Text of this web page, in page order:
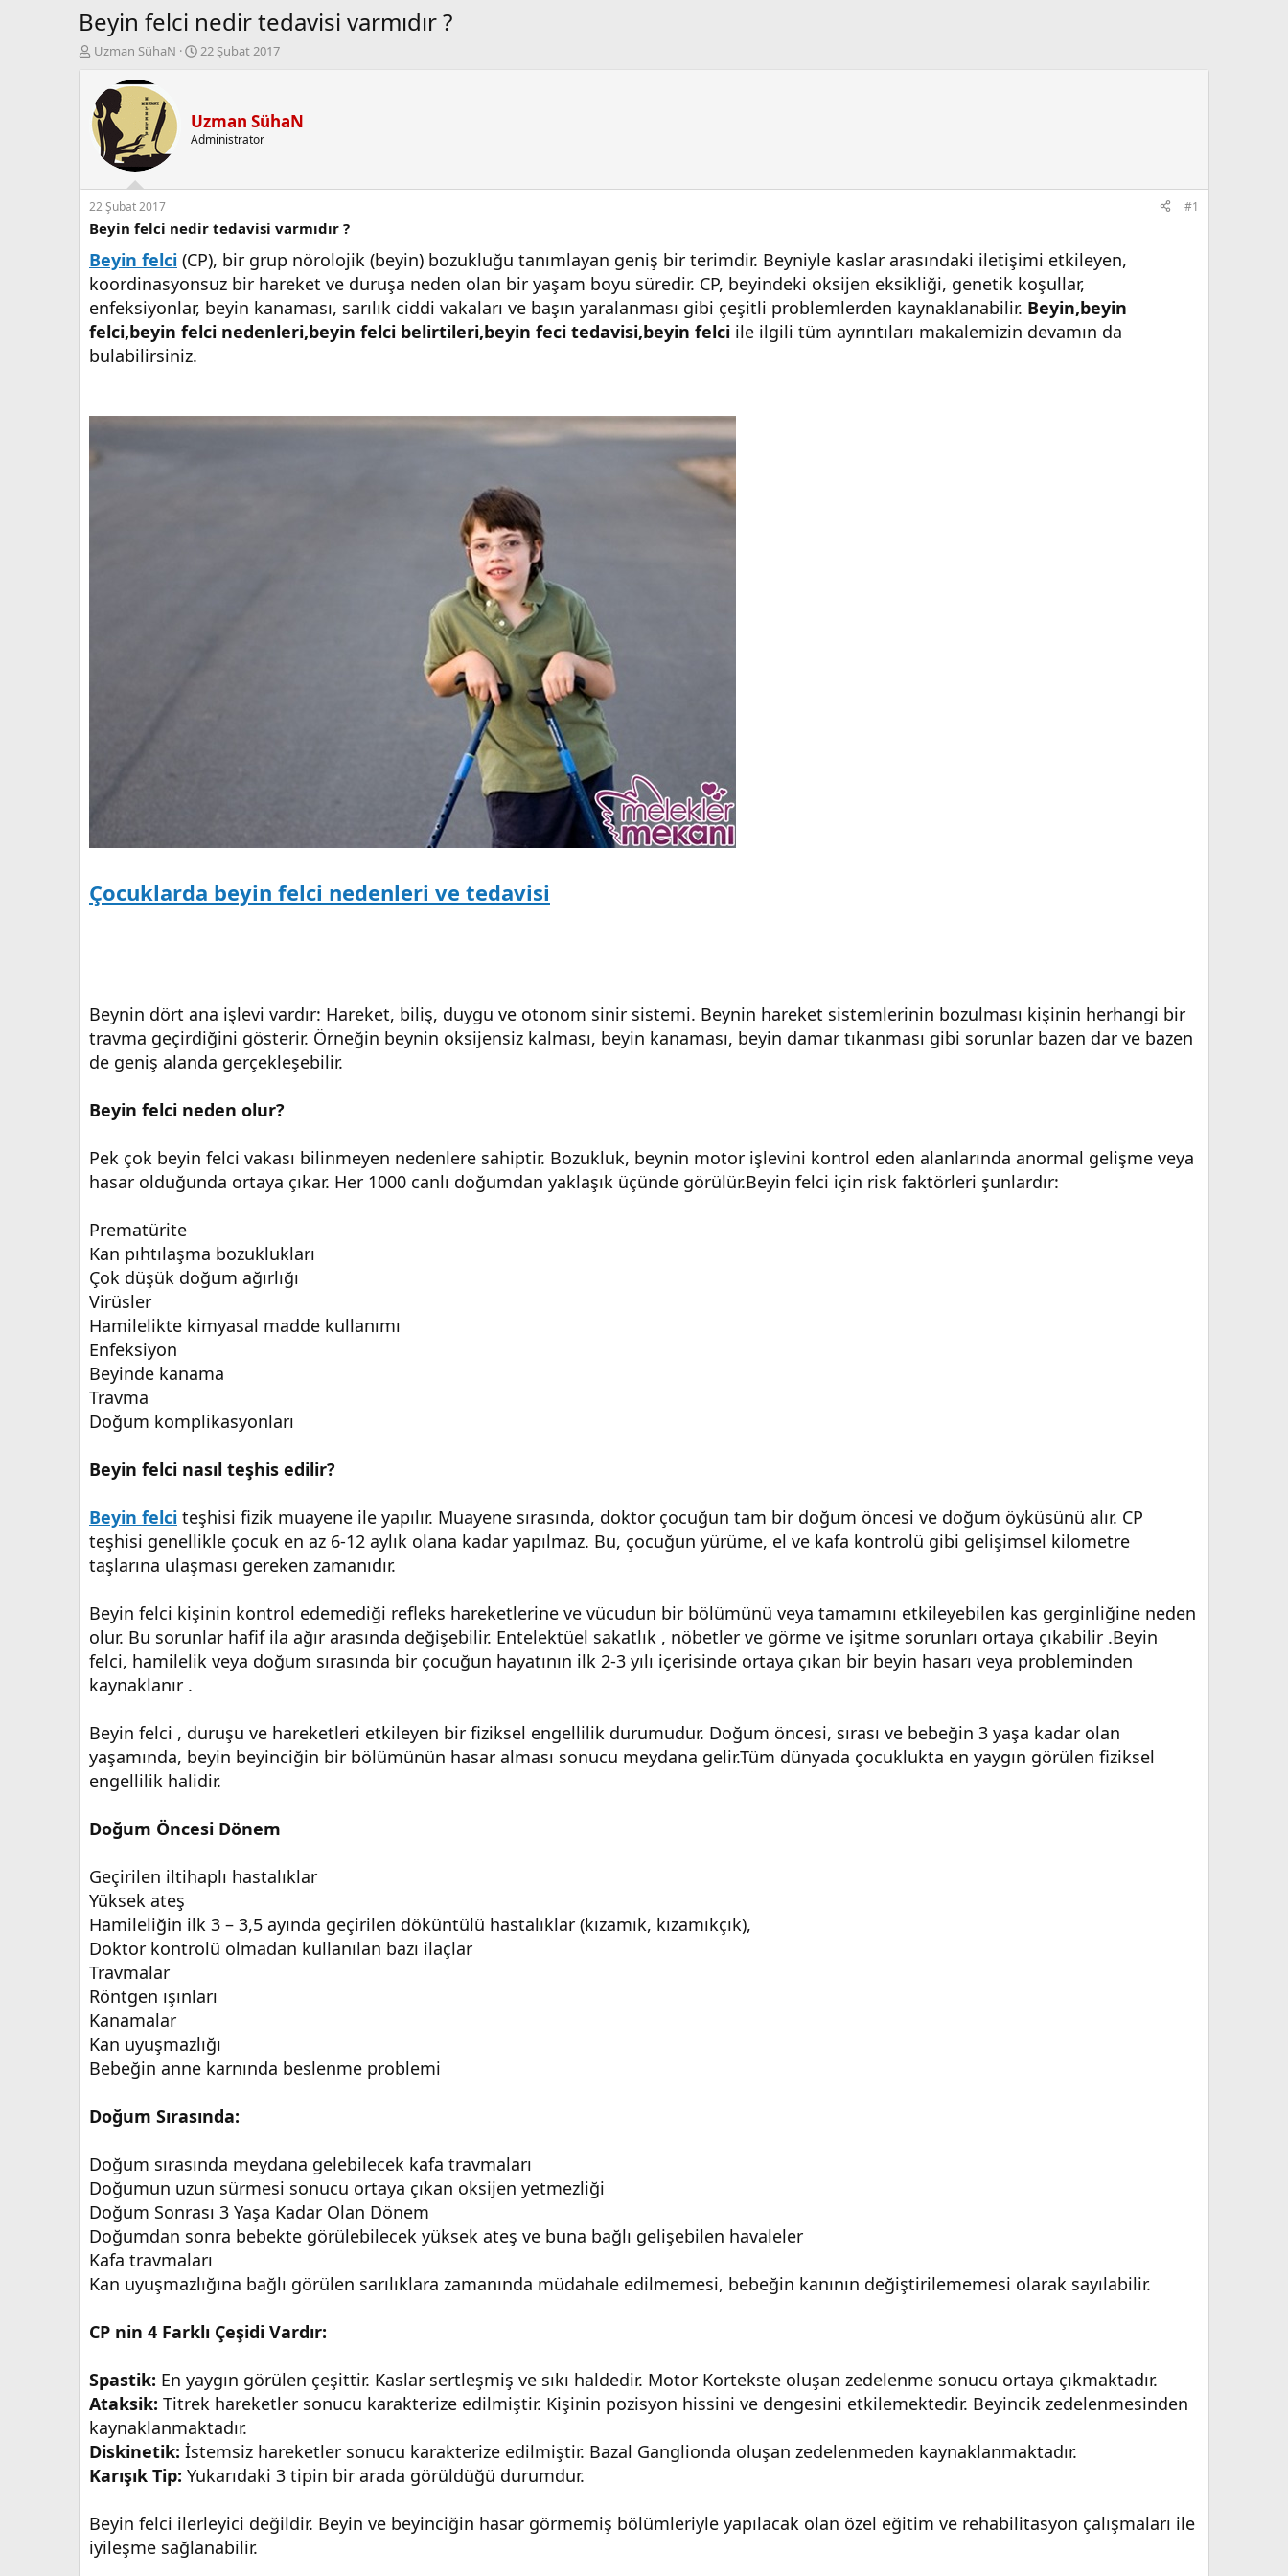
Beyin felci nedir tedavisi varmıdır ?
K
b
u
y
a
ş
l
a
t
a
n
Uzman SühaN
B
a
n
ç
a
r
i
i
22 Şubat 2017
Uzman SühaN
Administrator
22 Şubat 2017 #1
Beyin felci nedir tedavisi varmıdır ?
Beyin felci (CP), bir grup nörolojik (beyin) bozukluğu tanımlayan geniş bir terimdir. Beyniyle kaslar arasındaki iletişimi etkileyen,
koordinasyonsuz bir hareket ve duruşa neden olan bir yaşam boyu süredir. CP, beyindeki oksijen eksikliği, genetik koşullar,
enfeksiyonlar, beyin kanaması, sarılık ciddi vakaları ve başın yaralanması gibi çeşitli problemlerden kaynaklanabilir. Beyin,beyin
felci,beyin felci nedenleri,beyin felci belirtileri,beyin feci tedavisi,beyin felci ile ilgili tüm ayrıntıları makalemizin devamın da
bulabilirsiniz.
Çocuklarda beyin felci nedenleri ve tedavisi
Beynin dört ana işlevi vardır: Hareket, biliş, duygu ve otonom sinir sistemi. Beynin hareket sistemlerinin bozulması kişinin herhangi bir
travma geçirdiğini gösterir. Örneğin beynin oksijensiz kalması, beyin kanaması, beyin damar tıkanması gibi sorunlar bazen dar ve bazen
de geniş alanda gerçekleşebilir.
Beyin felci neden olur?
Pek çok beyin felci vakası bilinmeyen nedenlere sahiptir. Bozukluk, beynin motor işlevini kontrol eden alanlarında anormal gelişme veya
hasar olduğunda ortaya çıkar. Her 1000 canlı doğumdan yaklaşık üçünde görülür.Beyin felci için risk faktörleri şunlardır:
Prematürite
Kan pıhtılaşma bozuklukları
Çok düşük doğum ağırlığı
Virüsler
Hamilelikte kimyasal madde kullanımı
Enfeksiyon
Beyinde kanama
Travma
Doğum komplikasyonları
Beyin felci nasıl teşhis edilir?
Beyin felci teşhisi fizik muayene ile yapılır. Muayene sırasında, doktor çocuğun tam bir doğum öncesi ve doğum öyküsünü alır. CP
teşhisi genellikle çocuk en az 6-12 aylık olana kadar yapılmaz. Bu, çocuğun yürüme, el ve kafa kontrolü gibi gelişimsel kilometre
taşlarına ulaşması gereken zamanıdır.
Beyin felci kişinin kontrol edemediği refleks hareketlerine ve vücudun bir bölümünü veya tamamını etkileyebilen kas gerginliğine neden
olur. Bu sorunlar hafif ila ağır arasında değişebilir. Entelektüel sakatlık , nöbetler ve görme ve işitme sorunları ortaya çıkabilir .Beyin
felci, hamilelik veya doğum sırasında bir çocuğun hayatının ilk 2-3 yılı içerisinde ortaya çıkan bir beyin hasarı veya probleminden
kaynaklanır .
Beyin felci , duruşu ve hareketleri etkileyen bir fiziksel engellilik durumudur. Doğum öncesi, sırası ve bebeğin 3 yaşa kadar olan
yaşamında, beyin beyinciğin bir bölümünün hasar alması sonucu meydana gelir.Tüm dünyada çocuklukta en yaygın görülen fiziksel
engellilik halidir.
Doğum Öncesi Dönem
Geçirilen iltihaplı hastalıklar
Yüksek ateş
Hamileliğin ilk 3 – 3,5 ayında geçirilen döküntülü hastalıklar (kızamık, kızamıkçık),
Doktor kontrolü olmadan kullanılan bazı ilaçlar
Travmalar
Röntgen ışınları
Kanamalar
Kan uyuşmazlığı
Bebeğin anne karnında beslenme problemi
Doğum Sırasında:
Doğum sırasında meydana gelebilecek kafa travmaları
Doğumun uzun sürmesi sonucu ortaya çıkan oksijen yetmezliği
Doğum Sonrası 3 Yaşa Kadar Olan Dönem
Doğumdan sonra bebekte görülebilecek yüksek ateş ve buna bağlı gelişebilen havaleler
Kafa travmaları
Kan uyuşmazlığına bağlı görülen sarılıklara zamanında müdahale edilmemesi, bebeğin kanının değiştirilememesi olarak sayılabilir.
CP nin 4 Farklı Çeşidi Vardır:
Spastik: En yaygın görülen çeşittir. Kaslar sertleşmiş ve sıkı haldedir. Motor Kortekste oluşan zedelenme sonucu ortaya çıkmaktadır.
Ataksik: Titrek hareketler sonucu karakterize edilmiştir. Kişinin pozisyon hissini ve dengesini etkilemektedir. Beyincik zedelenmesinden
kaynaklanmaktadır.
Diskinetik: İstemsiz hareketler sonucu karakterize edilmiştir. Bazal Ganglionda oluşan zedelenmeden kaynaklanmaktadır.
Karışık Tip: Yukarıdaki 3 tipin bir arada görüldüğü durumdur.
Beyin felci ilerleyici değildir. Beyin ve beyinciğin hasar görmemiş bölümleriyle yapılacak olan özel eğitim ve rehabilitasyon çalışmaları ile
iyileşme sağlanabilir.